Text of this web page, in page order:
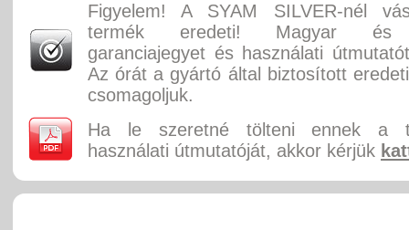
Figyelem! A SYAM SILVER-nél
termék eredeti! Magyar és
garanciajegyet és használati
Az órát a gyártó által biztosított
csomagoljuk.
Ha le szeretné tölteni ennek a
használati útmutatóját, akkor kérjük